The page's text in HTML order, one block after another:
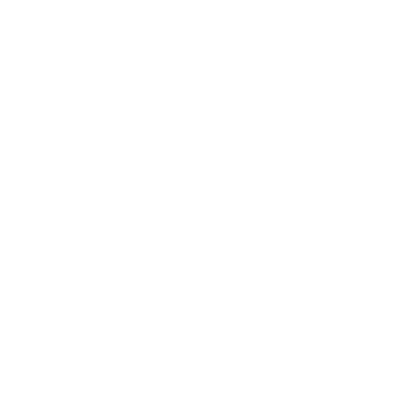
eine sonnige Pause und damit heißt es: Leinen
Mittagessen und damit heißt es: Leinen los